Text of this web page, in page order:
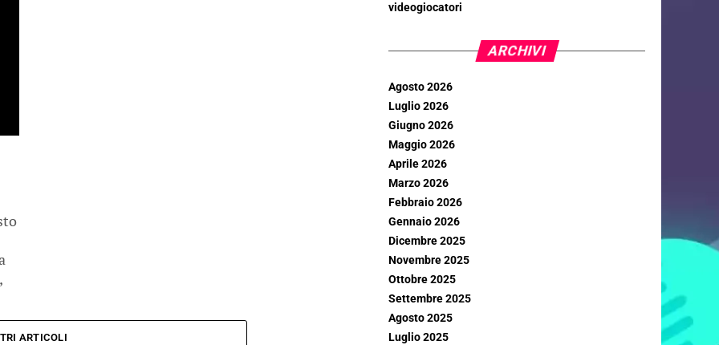
ARTICOLI
videogiocatori
ARCHIVI
Agosto 2026
Luglio 2026
Giugno 2026
Maggio 2026
Aprile 2026
Marzo 2026
Febbraio 2026
Gennaio 2026
Dicembre 2025
Novembre 2025
Ottobre 2025
Settembre 2025
Agosto 2025
Luglio 2025